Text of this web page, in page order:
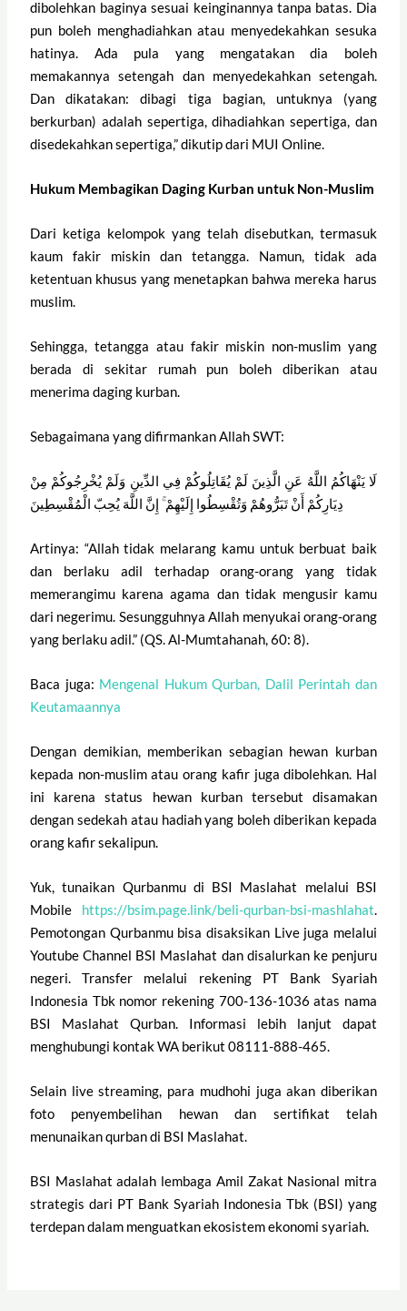
dibolehkan baginya sesuai keinginannya tanpa batas. Dia
pun boleh menghadiahkan atau menyedekahkan sesuka
hatinya. Ada pula yang mengatakan dia boleh
memakannya setengah dan menyedekahkan setengah.
Dan dikatakan: dibagi tiga bagian, untuknya (yang
berkurban) adalah sepertiga, dihadiahkan sepertiga, dan
disedekahkan sepertiga,” dikutip dari MUI Online.
Hukum Membagikan Daging Kurban untuk Non-Muslim
Dari ketiga kelompok yang telah disebutkan, termasuk
kaum fakir miskin dan tetangga. Namun, tidak ada
ketentuan khusus yang menetapkan bahwa mereka harus
muslim.
Sehingga, tetangga atau fakir miskin non-muslim yang
berada di sekitar rumah pun boleh diberikan atau
menerima daging kurban.
Sebagaimana yang difirmankan Allah SWT:
لَا يَنْهَاكُمُ اللَّهُ عَنِ الَّذِينَ لَمْ يُقَاتِلُوكُمْ فِي الدِّينِ وَلَمْ يُخْرِجُوكُمْ مِنْ
دِيَارِكُمْ أَنْ تَبَرُّوهُمْ وَتُقْسِطُوا إِلَيْهِمْ ۚ إِنَّ اللَّهَ يُحِبّ الْمُقْسِطِينَ
Artinya: “Allah tidak melarang kamu untuk berbuat baik
dan berlaku adil terhadap orang-orang yang tidak
memerangimu karena agama dan tidak mengusir kamu
dari negerimu. Sesungguhnya Allah menyukai orang-orang
yang berlaku adil.” (QS. Al-Mumtahanah, 60: 8).
Baca juga: Mengenal Hukum Qurban, Dalil Perintah dan
Keutamaannya
Dengan demikian, memberikan sebagian hewan kurban
kepada non-muslim atau orang kafir juga dibolehkan. Hal
ini karena status hewan kurban tersebut disamakan
dengan sedekah atau hadiah yang boleh diberikan kepada
orang kafir sekalipun.
Yuk, tunaikan Qurbanmu di BSI Maslahat melalui BSI
Mobile https://bsim.page.link/beli-qurban-bsi-mashlahat.
Pemotongan Qurbanmu bisa disaksikan Live juga melalui
Youtube Channel BSI Maslahat dan disalurkan ke penjuru
negeri. Transfer melalui rekening PT Bank Syariah
Indonesia Tbk nomor rekening 700-136-1036 atas nama
BSI Maslahat Qurban. Informasi lebih lanjut dapat
menghubungi kontak WA berikut 08111-888-465.
Selain live streaming, para mudhohi juga akan diberikan
foto penyembelihan hewan dan sertifikat telah
menunaikan qurban di BSI Maslahat.
BSI Maslahat adalah lembaga Amil Zakat Nasional mitra
strategis dari PT Bank Syariah Indonesia Tbk (BSI) yang
terdepan dalam menguatkan ekosistem ekonomi syariah.